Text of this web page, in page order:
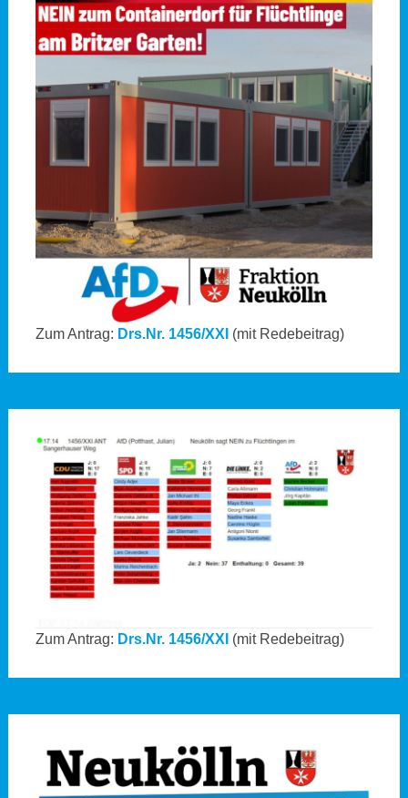
Zum Antrag: Drs.Nr. 1456/XXI (mit Redebeitrag)
Zum Antrag: Drs.Nr. 1456/XXI (mit Redebeitrag)